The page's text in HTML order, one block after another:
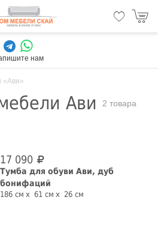
нам
«Ави»
Ави 2 товара
17 090
Тумба для обуви Ави, дуб
бонифаций
186 см 61 см 26 см